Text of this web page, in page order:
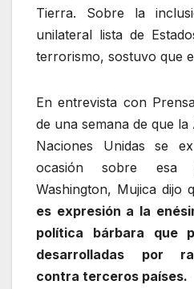
Tierra. Sobre la
unilateral lista de
terrorismo, sostuvo que
En entrevista con
de una semana de que la
Naciones Unidas se
ocasión sobre esa
Washington, Mujica dijo
es expresión a la
política bárbara que
desarrolladas por
contra terceros países.